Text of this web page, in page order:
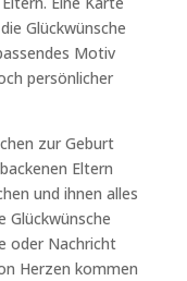
Glückwünsche
Motiv
persönlicher
zur Geburt
Eltern
und ihnen alles
Glückwünsche
oder Nachricht
Herzen kommen